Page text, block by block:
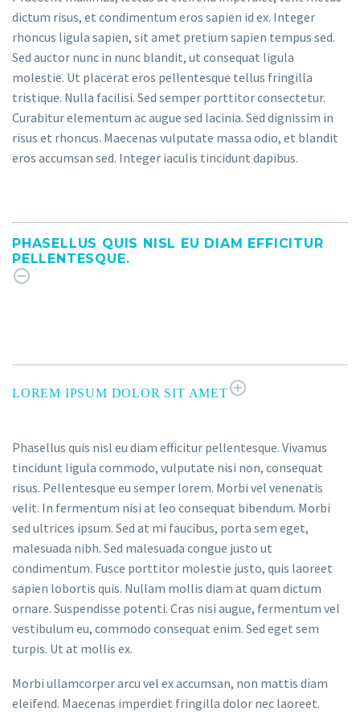
dictum risus, et condimentum eros sapien id ex. Integer
rhoncus ligula sapien, sit amet pretium sapien tempus sed.
Sed auctor nunc in nunc blandit, ut consequat ligula
molestie. Ut placerat eros pellentesque tellus fringilla
tristique. Nulla facilisi. Sed semper porttitor consectetur.
Curabitur elementum ac augue sed lacinia. Sed dignissim in
risus et rhoncus. Maecenas vulputate massa odio, et blandit
eros accumsan sed. Integer iaculis tincidunt dapibus.
PHASELLUS QUIS NISL EU DIAM EFFICITUR
PELLENTESQUE.
LOREM IPSUM DOLOR SIT AMET
Phasellus quis nisl eu diam efficitur pellentesque. Vivamus
tincidunt ligula commodo, vulputate nisi non, consequat
risus. Pellentesque eu semper lorem. Morbi vel venenatis
velit. In fermentum nisi at leo consequat bibendum. Morbi
sed ultrices ipsum. Sed at mi faucibus, porta sem eget,
malesuada nibh. Sed malesuada congue justo ut
condimentum. Fusce porttitor molestie justo, quis laoreet
sapien lobortis quis. Nullam mollis diam at quam dictum
ornare. Suspendisse potenti. Cras nisi augue, fermentum vel
vestibulum eu, commodo consequat enim. Sed eget sem
turpis. Ut at mollis ex.
Morbi ullamcorper arcu vel ex accumsan, non mattis diam
eleifend. Maecenas imperdiet fringilla dolor nec laoreet.